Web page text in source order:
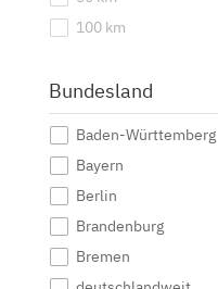
100 km
Bundesland
Baden-Württemberg
Bayern
Berlin
Brandenburg
Bremen